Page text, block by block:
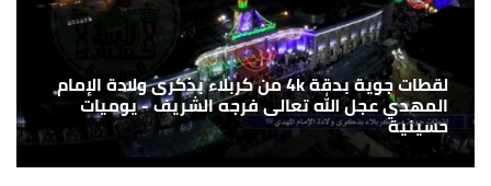
لقطات جوية بدقة 4k من كربلاء بذكرى ولادة الإمام
المهدي عجل الله تعالى فرجه الشريف - يوميات
حسينية